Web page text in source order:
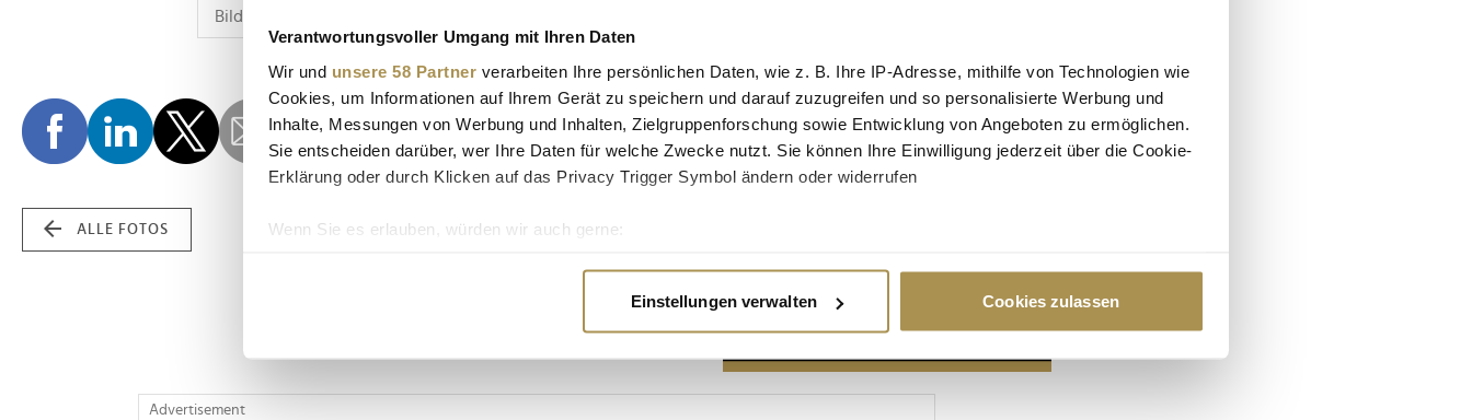
Verantwortungsvoller Umgang mit Ihren Daten
Wir und unsere 58 Partner verarbeiten Ihre persönlichen Daten, wie z. B. Ihre IP-Adresse, mithilfe von Technologien wie
Cookies, um Informationen auf Ihrem Gerät zu speichern und darauf zuzugreifen und so personalisierte Werbung und
Inhalte, Messungen von Werbung und Inhalten, Zielgruppenforschung sowie Entwicklung von Angeboten zu ermöglichen.
Sie entscheiden darüber, wer Ihre Daten für welche Zwecke nutzt. Sie können Ihre Einwilligung jederzeit über die Cookie-
Erklärung oder durch Klicken auf das Privacy Trigger Symbol ändern oder widerrufen
Wenn Sie es erlauben, würden wir auch gerne:
Erfahren Sie mehr darüber, wie Ihre persönlichen Daten verarbeitet werden, und legen Sie Ihre Präferenzen im
Wir verwenden Cookies, um Inhalte und Anzeigen zu personalisieren, Funktionen für soziale Medien anbieten zu können
Einstellungen verwalten Cookies zulassen
ALLE FOTOS
Advertisement
Advertisement